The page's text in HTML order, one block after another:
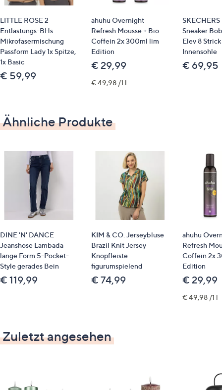
Flamme Luma
5-Stunden-Timerfunktion
ca. 600 Stunden Brenndauer
es werden 2 AA-Batterien je Kerze benötigt
Gewicht
Maße
große Kerze: ca. 10 x 10 x 15 cm
Pflege
trocken abstauben
LITTLE ROSE 2
Entlastungs-BHs
Mikrofasermischung
Passform Lady 1x Spitze,
1x Basic
€ 59,99
ahuhu Overnight
Refresh Mousse + Bio
Coffein 2x 300ml lim
Edition
€ 29,99
€ 49,98 /1 l
Sneaker
Elev 8
Innensohle
€ 69,95
Ähnliche Produkte
DINE 'N' DANCE
Jeanshose Lambada
lange Form 5-Pocket-
Style gerades Bein
€ 119,99
KIM & CO. Jerseybluse
Brazil Knit Jersey
Knopfleiste
figurumspielend
€ 74,99
ahuhu
Refresh
Coffein 2x
Edition
€ 29,99
€ 49,98 /1 l
Zuletzt angesehen